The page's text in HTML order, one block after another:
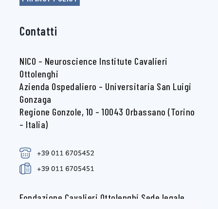
Contatti
NICO – Neuroscience Institute Cavalieri
Ottolenghi
Azienda Ospedaliero – Universitaria San Luigi
Gonzaga
Regione Gonzole, 10 – 10043 Orbassano (Torino
– Italia)
Fondazione Cavalieri Ottolenghi Sede legale